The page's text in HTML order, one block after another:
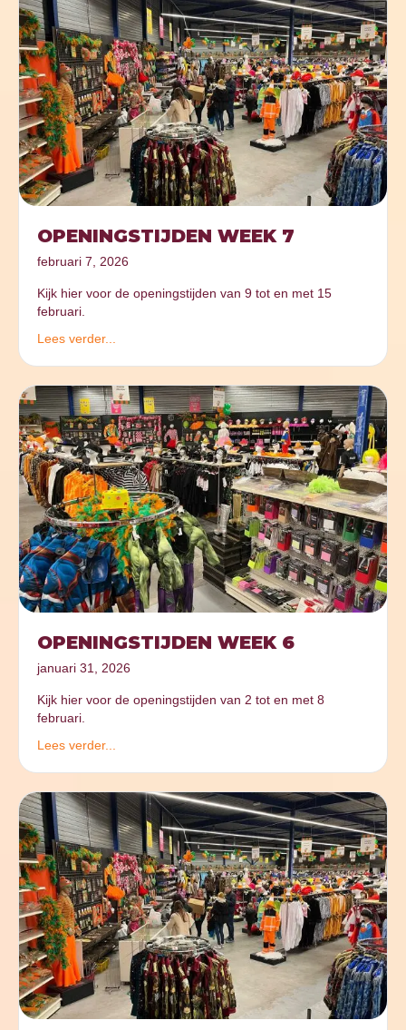
OPENINGSTIJDEN WEEK 7
februari 7, 2026
Kijk hier voor de openingstijden van 9 tot en met 15
februari.
Lees verder...
OPENINGSTIJDEN WEEK 6
januari 31, 2026
Kijk hier voor de openingstijden van 2 tot en met 8
februari.
Lees verder...